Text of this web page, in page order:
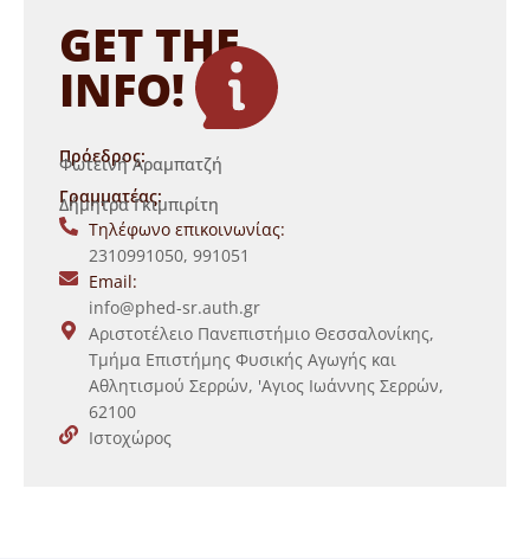
GET THE
INFO!
Πρόεδρος:
Φωτεινή Αραμπατζή
Γραμματέας:
Δήμητρα Γκιμπιρίτη
Τηλέφωνο επικοινωνίας:
2310991050, 991051
Email:
info@phed-sr.auth.gr
Αριστοτέλειο Πανεπιστήμιο Θεσσαλονίκης,
Τμήμα Επιστήμης Φυσικής Αγωγής και
Αθλητισμού Σερρών, 'Αγιος Ιωάννης Σερρών,
62100
Ιστοχώρος